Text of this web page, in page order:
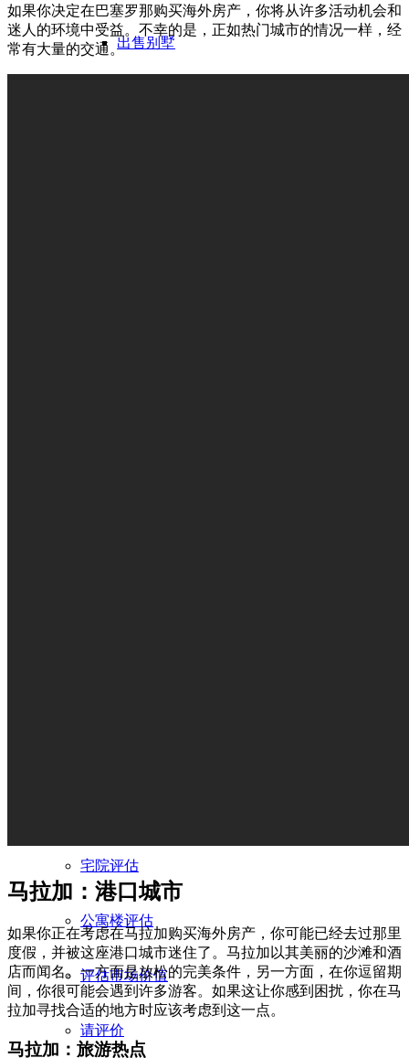
出售别墅
宅院评估
公寓楼评估
评估市场价值
请评价
如果你决定在巴塞罗那购买海外房产，你将从许多活动机会和
迷人的环境中受益。不幸的是，正如热门城市的情况一样，经
常有大量的交通。
马拉加：港口城市
如果你正在考虑在马拉加购买海外房产，你可能已经去过那里
度假，并被这座港口城市迷住了。马拉加以其美丽的沙滩和酒
店而闻名。一方面是放松的完美条件，另一方面，在你逗留期
间，你很可能会遇到许多游客。如果这让你感到困扰，你在马
拉加寻找合适的地方时应该考虑到这一点。
马拉加：旅游热点